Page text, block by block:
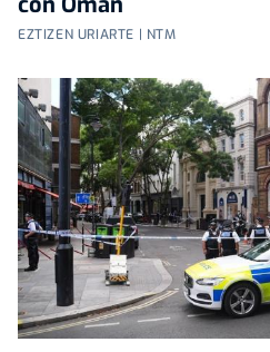
EZTIZEN URIARTE | NTM